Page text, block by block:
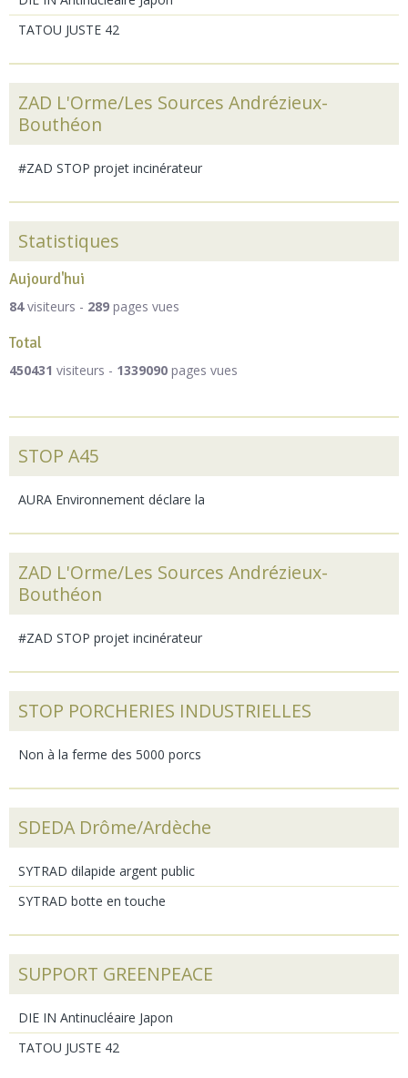
TATOU JUSTE 42
ZAD L'Orme/Les Sources Andrézieux-
Bouthéon
#ZAD STOP projet incinérateur
Statistiques
Aujourd'hui
84visiteurs - 289 pages vues
Total
450431 visiteurs - 1339090 pages vues
STOP A45
AURA Environnement déclare la
ZAD L'Orme/Les Sources Andrézieux-
Bouthéon
#ZAD STOP projet incinérateur
STOP PORCHERIES INDUSTRIELLES
Non à la ferme des 5000 porcs
SDEDA Drôme/Ardèche
SYTRAD dilapide argent public
SYTRAD botte en touche
SUPPORT GREENPEACE
DIE IN Antinucléaire Japon
TATOU JUSTE 42